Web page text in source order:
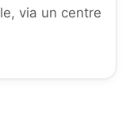
via un centre